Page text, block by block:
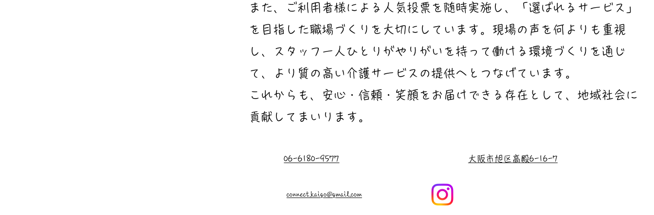
また、ご利用者様による人気投票を随時実施し、「選ばれるサービス」
を目指した職場づくりを大切にしています。現場の声を何よりも重視
し、スタッフ一人ひとりがやりがいを持って働ける環境づくりを通じ
て、より質の高い介護サービスの提供へとつなげています。
これからも、安心・信頼・笑顔をお届けできる存在として、地域社会に
貢献してまいります。
06-6180-9577
connect.kaigo@gmail.com
大阪市旭区高殿6-16-7